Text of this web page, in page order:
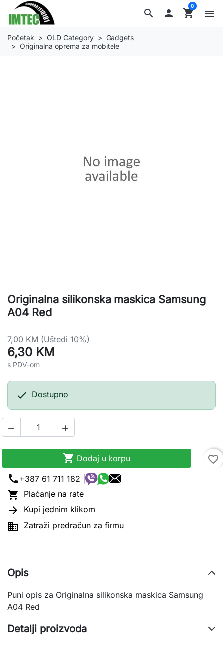
search  shopping_cart
0
menu
Početak OLD Category
Gadgets
Originalna oprema za mobitele
Originalna silikonska maskica Samsung
A04 Red
7,00 KM (Uštedi 10%)
6,30 KM
s PDV-om
 Dostupno
 
 Dodaj u korpu
favorite_border
call +387 61 711 182 |
 Plaćanje na rate
 Kupi jednim klikom
 Zatraži predračun za firmu
Opis
Puni opis za Originalna silikonska maskica Samsung
A04 Red
Detalji proizvoda